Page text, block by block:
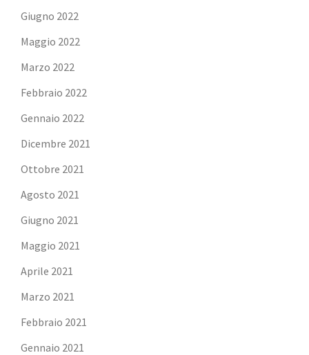
Giugno 2022
Maggio 2022
Marzo 2022
Febbraio 2022
Gennaio 2022
Dicembre 2021
Ottobre 2021
Agosto 2021
Giugno 2021
Maggio 2021
Aprile 2021
Marzo 2021
Febbraio 2021
Gennaio 2021